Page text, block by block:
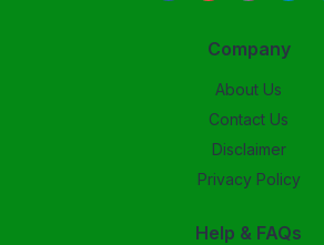
Company
About Us
Contact Us
Disclaimer
Privacy Policy
Help & FAQs